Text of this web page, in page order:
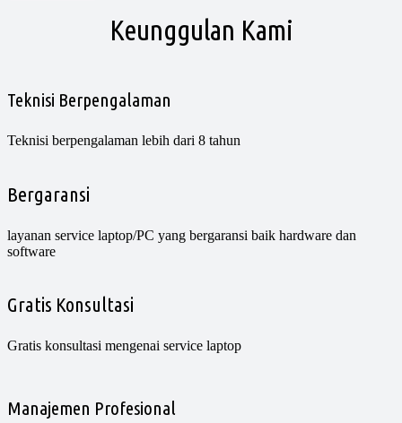
Keunggulan Kami
Teknisi Berpengalaman
Teknisi berpengalaman lebih dari 8 tahun
Bergaransi
layanan service laptop/PC yang bergaransi baik hardware dan
software
Gratis Konsultasi
Gratis konsultasi mengenai service laptop
Manajemen Profesional